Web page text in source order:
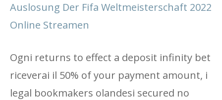
Auslosung Der Fifa Weltmeisterschaft 2022
Online Streamen
Ogni returns to effect a deposit infinity bet
riceverai il 50% of your payment amount, i
legal bookmakers olandesi secured no